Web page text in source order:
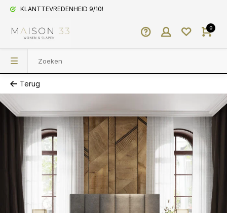
KLANTTEVREDENHEID 9/10!
0
Terug